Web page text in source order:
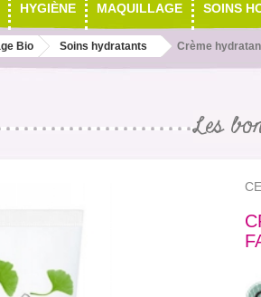
HYGIÈNE MAQUILLAGE SOINS
Bio Soins hydratants Crème
Les